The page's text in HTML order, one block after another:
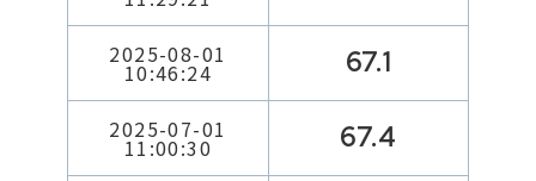
2025-08-01
10:46:24 67.1
2025-07-01
11:00:30 67.4